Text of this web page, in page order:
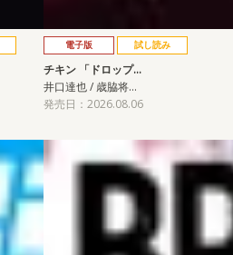
電子版 試し読み
チキン 「ドロップ…
井口達也 / 歳脇将…
発売日：2026.08.06